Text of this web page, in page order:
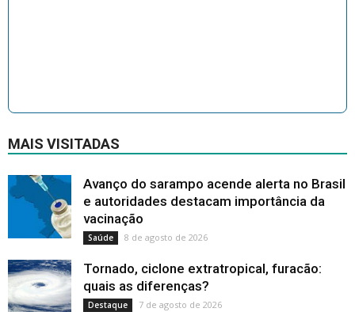
MAIS VISITADAS
Avanço do sarampo acende alerta no Brasil
e autoridades destacam importância da
vacinação
Saúde 8 de agosto de 2026
Tornado, ciclone extratropical, furacão:
quais as diferenças?
Destaque 7 de agosto de 2026